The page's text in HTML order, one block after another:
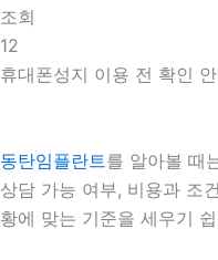
조회
12
휴대폰성지 이용 전 확인
동탄임플란트를 알아볼 때
상담 가능 여부, 비용과 조
황에 맞는 기준을 세우기